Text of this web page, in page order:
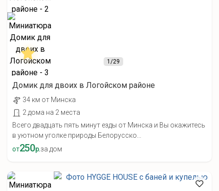
1/29
Домик для двоих в Логойском районе
34 км от Минска
2 дома на 2 места
Всего двадцать пять минут езды от Минска и Вы окажитесь
в уютном уголке природы Белорусско...
от250р.за дом